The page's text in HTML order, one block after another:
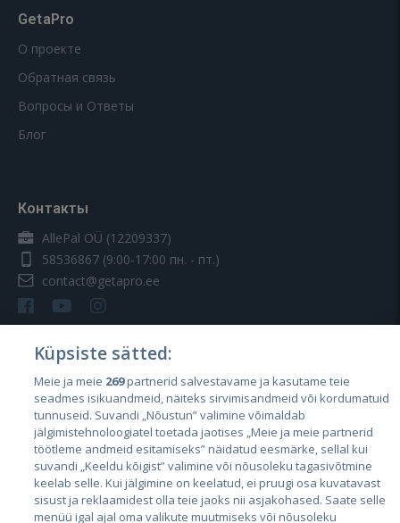
GetaPro
О проекте
Обратная связь
Вопросы и Ответы
Блог
Контакты
AllePal OÜ (12209337)
58536867 (9:00-17:00 пн. - пт.)
contact@getapro.ee
Страны
Эстония
Латвия
Литва
Küpsiste sätted:
Meie ja meie 269partnerid salvestavame ja kasutame teie
seadmes isikuandmeid, näiteks sirvimisandmeid või kordumatuid
tunnuseid. Suvandi „Nõustun” valimine võimaldab
jälgimistehnoloogiatel toetada jaotises „Meie ja meie partnerid
töötleme andmeid esitamiseks” näidatud eesmärke, sellal kui
suvandi „Keeldu kõigist” valimine või nõusoleku tagasivõtmine
keelab selle. Kui jälgimine on keelatud, ei pruugi osa kuvatavast
sisust ja reklaamidest olla teie jaoks nii asjakohased. Saate selle
menüü igal ajal oma valikute muutmiseks või nõusoleku